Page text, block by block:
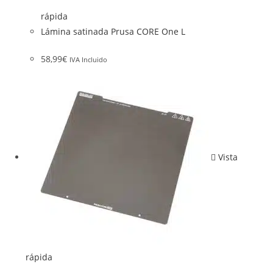
rápida
Lámina satinada Prusa CORE One L
58,99€ IVA Incluido
Vista
rápida